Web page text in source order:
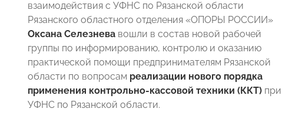
взаимодействия с УФНС по Рязанской области
Рязанского областного отделения «ОПОРЫ РОССИИ»
Оксана Селезнева вошли в состав новой рабочей
группы по информированию, контролю и оказанию
практической помощи предпринимателям Рязанской
области по вопросам реализации нового порядка
применения контрольно-кассовой техники (ККТ) при
УФНС по Рязанской области.